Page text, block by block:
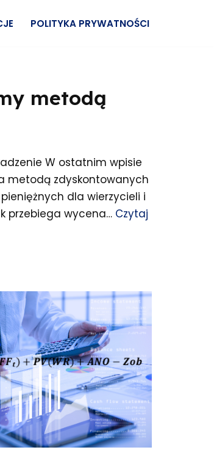
POLITYKA PRYWATNOŚCI
metodą
W ostatnim wpisie
metodą zdyskontowanych
dla wierzycieli i
przebiega wycena… Czytaj